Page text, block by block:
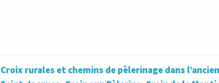
Croix rurales et chemins de pèlerinage dans